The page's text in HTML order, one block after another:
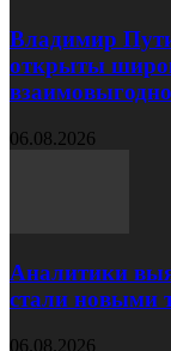
Владимир
открыты
06.08.2026
Аналитики
стали новыми
06.08.2026